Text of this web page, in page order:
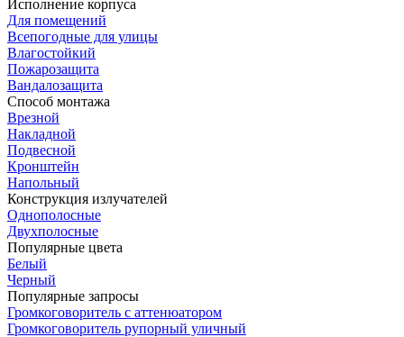
Исполнение корпуса
Для помещений
Всепогодные для улицы
Влагостойкий
Пожарозащита
Вандалозащита
Способ монтажа
Врезной
Накладной
Подвесной
Кронштейн
Напольный
Конструкция излучателей
Однополосные
Двухполосные
Популярные цвета
Белый
Черный
Популярные запросы
Громкоговоритель с аттенюатором
Громкоговоритель рупорный уличный